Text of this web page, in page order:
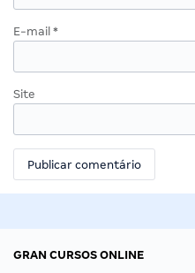
E-mail *
Site
GRAN CURSOS ONLINE